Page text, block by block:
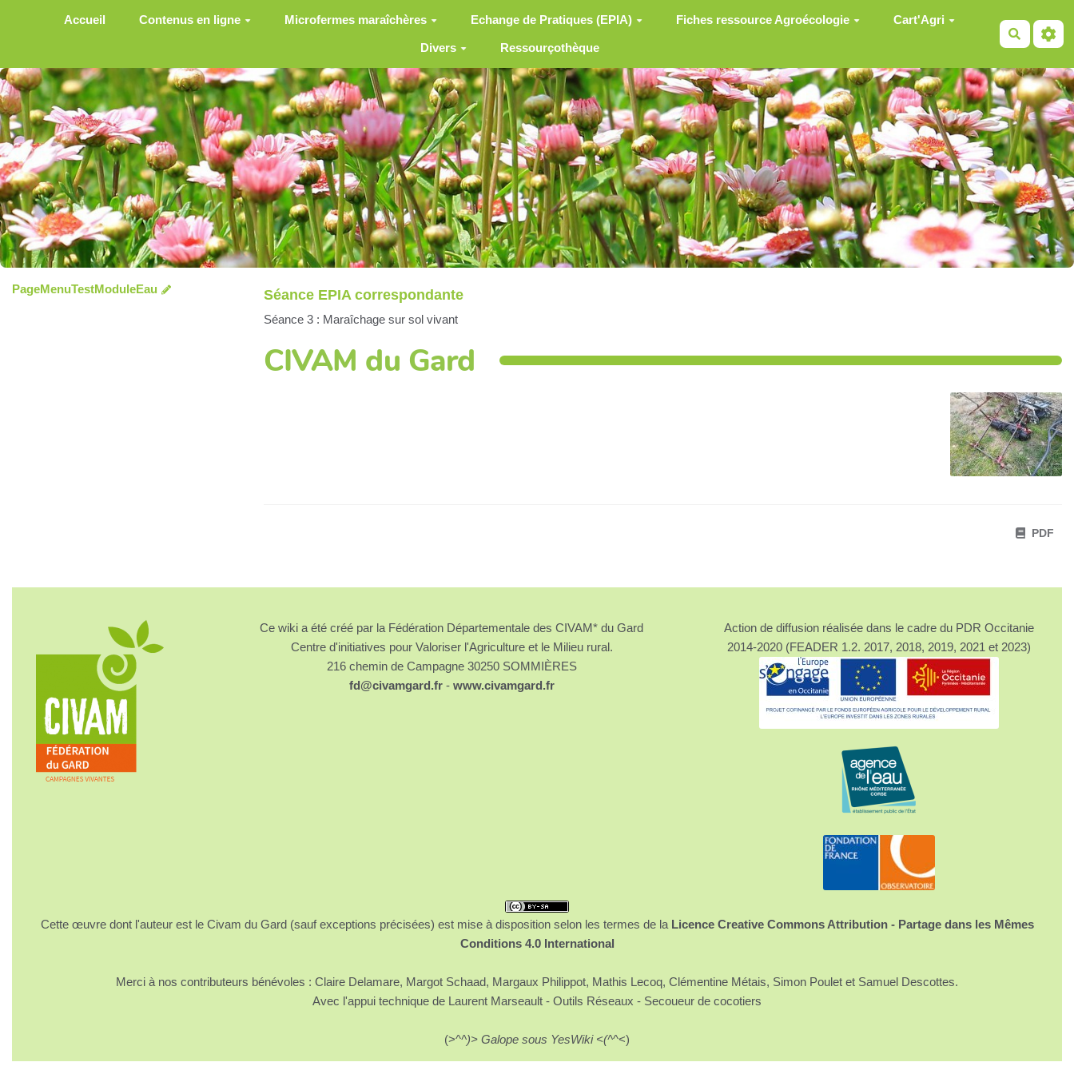
Aller au contenu principal
Accueil Contenus en ligne Microfermes maraîchères Echange de Pratiques (EPIA) Fiches ressource Agroécologie Cart'Agri
Divers Ressourçothèque
PageMenuTestModuleEau Séance EPIA correspondante
Séance 3 : Maraîchage sur sol vivant
CIVAM du Gard
PDF
Ce wiki a été créé par la Fédération Départementale des CIVAM* du Gard
Centre d'initiatives pour Valoriser l'Agriculture et le Milieu rural.
216 chemin de Campagne 30250 SOMMIÈRES
fd@civamgard.fr- www.civamgard.fr
Action de diffusion réalisée dans le cadre du PDR Occitanie
2014-2020 (FEADER 1.2. 2017, 2018, 2019, 2021 et 2023)
Cette œuvre dont l'auteur est le Civam du Gard (sauf exceptions précisées) est mise à disposition selon les termes de la Licence Creative Commons Attribution - Partage dans les Mêmes
Conditions 4.0 International
Merci à nos contributeurs bénévoles : Claire Delamare, Margot Schaad, Margaux Philippot, Mathis Lecoq, Clémentine Métais, Simon Poulet et Samuel Descottes.
Avec l'appui technique de Laurent Marseault - Outils Réseaux - Secoueur de cocotiers
(>^^)> Galope sous YesWiki <(^^<)